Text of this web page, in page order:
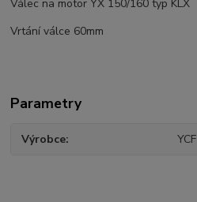
Válec na motor YX 150/160 typ KLX
Vrtání válce 60mm
Parametry
Výrobce YCF